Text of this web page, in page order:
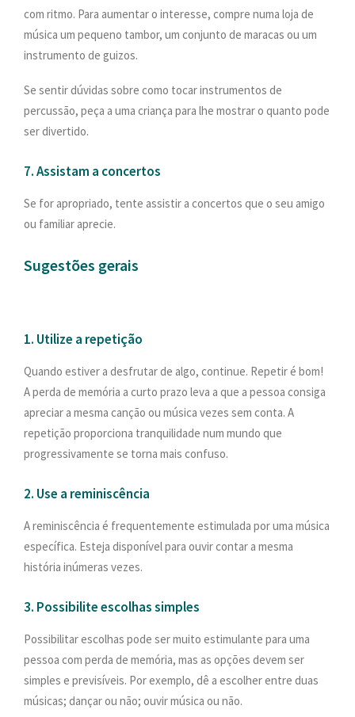
com ritmo. Para aumentar o interesse, compre numa loja de
música um pequeno tambor, um conjunto de maracas ou um
instrumento de guizos.
Se sentir dúvidas sobre como tocar instrumentos de
percussão, peça a uma criança para lhe mostrar o quanto pode
ser divertido.
7. Assistam a concertos
Se for apropriado, tente assistir a concertos que o seu amigo
ou familiar aprecie.
Sugestões gerais
1. Utilize a repetição
Quando estiver a desfrutar de algo, continue. Repetir é bom!
A perda de memória a curto prazo leva a que a pessoa consiga
apreciar a mesma canção ou música vezes sem conta. A
repetição proporciona tranquilidade num mundo que
progressivamente se torna mais confuso.
2. Use a reminiscência
A reminiscência é frequentemente estimulada por uma música
específica. Esteja disponível para ouvir contar a mesma
história inúmeras vezes.
3. Possibilite escolhas simples
Possibilitar escolhas pode ser muito estimulante para uma
pessoa com perda de memória, mas as opções devem ser
simples e previsíveis. Por exemplo, dê a escolher entre duas
músicas; dançar ou não; ouvir música ou não.